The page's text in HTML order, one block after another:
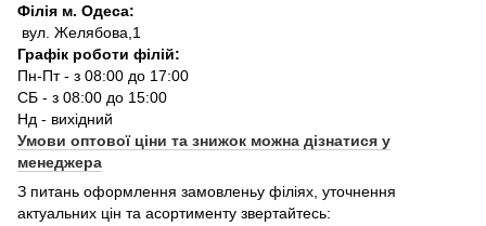
Філія м. Одеса:
вул. Желябова,1
Графік роботи філій:
Пн-Пт - з 08:00 до 17:00
СБ - з 08:00 до 15:00
Нд - вихідний
Умови оптової ціни та знижок можна дізнатися у
менеджера
З питань оформлення замовленьу філіях, уточнення
актуальних цін та асортименту звертайтесь: